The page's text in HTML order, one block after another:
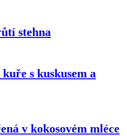
stehna
s kuskusem a
v kokosovém mléce